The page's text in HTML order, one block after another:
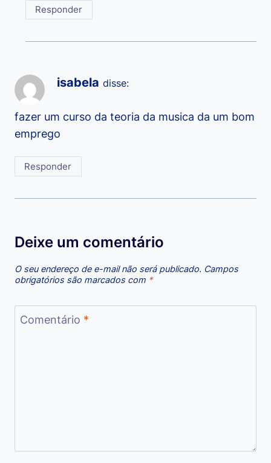
Responder
isabela disse:
fazer um curso da teoria da musica da um bom
emprego
Responder
Deixe um comentário
O seu endereço de e-mail não será publicado. Campos
obrigatórios são marcados com *
Comentário *